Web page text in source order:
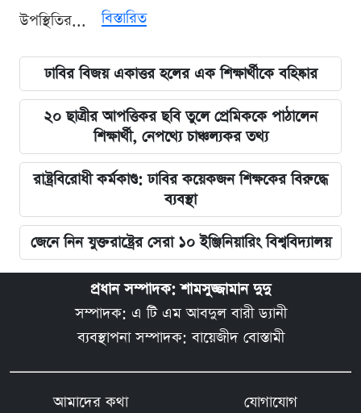
উপস্থিতির...
বিস্তারিত
ঢাবির বিজয় একাত্তর হলের এক শিক্ষার্থীকে বহিষ্কার
২০ ছাত্রীর আপত্তিকর ছবি তুলে প্রেমিককে পাঠালেন
শিক্ষার্থী, নেপথ্যে চাঞ্চল্যকর তথ্য
রাষ্ট্রবিরোধী কর্মকাণ্ড: ঢাবির কয়েকজন শিক্ষকের বিরুদ্ধে
ব্যবস্থা
জেনে নিন যুক্তরাষ্ট্রের সেরা ১০ ইঞ্জিনিয়ারিং বিশ্ববিদ্যালয়
প্রধান সম্পাদক: শামসুজ্জামান দুদু
সম্পাদক: এ টি এম আবদুল বারী ড্যানী
ব্যবস্থাপনা সম্পাদক: বায়েজীদ বোস্তামী
আমাদের কথা
যোগাযোগ